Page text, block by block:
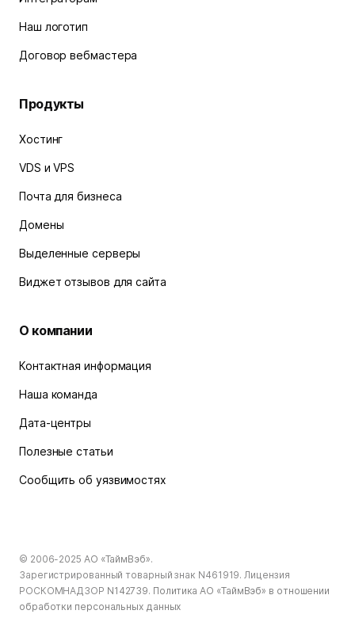
Наш логотип
Договор вебмастера
Продукты
Хостинг
VDS и VPS
Почта для бизнеса
Домены
Выделенные серверы
Виджет отзывов для сайта
О компании
Контактная информация
Наша команда
Дата-центры
Полезные статьи
Сообщить об уязвимостях
© 2006-2025 АО «ТаймВэб».
Зарегистрированный товарный знак N461919. Лицензия
РОСКОМНАДЗОР N142739. Политика АО «ТаймВэб» в отношении
обработки персональных данных